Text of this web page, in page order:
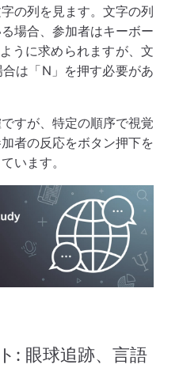
の列を見ます。文字の列
場合、参加者はキーボー
うに求められますが、文
は「N」を押す必要があ
すが、特定の順序で視覚
者の反応をボタン押下を
います。
: 眼球追跡、言語